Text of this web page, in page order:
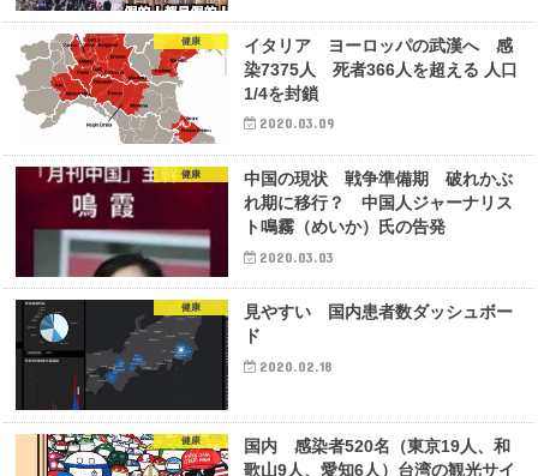
健康
イタリア ヨーロッパの武漢へ 感
染7375人 死者366人を超える 人口
1/4を封鎖
2020.03.09
健康
中国の現状 戦争準備期 破れかぶ
れ期に移行？ 中国人ジャーナリス
ト鳴霧（めいか）氏の告発
2020.03.03
健康
見やすい 国内患者数ダッシュボー
ド
2020.02.18
健康
国内 感染者520名（東京19人、和
歌山9人、愛知6人）台湾の観光サイ